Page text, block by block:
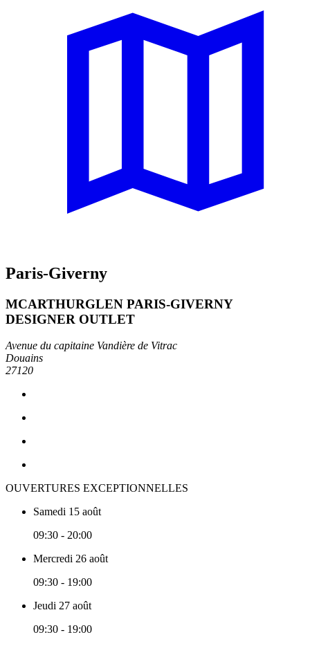
Paris-Giverny
MCARTHURGLEN PARIS-GIVERNY
DESIGNER OUTLET
Avenue du capitaine Vandière de Vitrac
Douains
27120
OUVERTURES EXCEPTIONNELLES
Samedi 15 août
09:30 - 20:00
Mercredi 26 août
09:30 - 19:00
Jeudi 27 août
09:30 - 19:00